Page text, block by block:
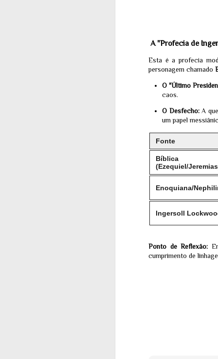
A "Profecia de
Esta é a profecia
personagem chamado
O "Último
caos.
O Desfecho:A
um papel
Fonte
Bíblica
(Ezequiel/
Enoquiana/
Ingersoll
Ponto de Reflexão:
cumprimento de
A
O